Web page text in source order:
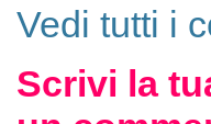
Vedi tutti i
Scrivi la